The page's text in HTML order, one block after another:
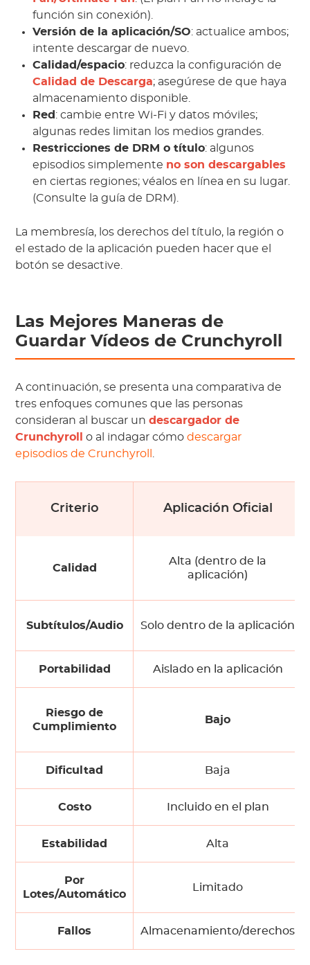
función sin conexión).
Versión de la aplicación/SO: actualice ambos;
intente descargar de nuevo.
Calidad/espacio: reduzca la configuración de
Calidad de Descarga; asegúrese de que haya
almacenamiento disponible.
Red : cambie entre Wi-Fi y datos móviles;
algunas redes limitan los medios grandes.
Restricciones de DRM o título: algunos
episodios simplemente no son descargables
en ciertas regiones; véalos en línea en su lugar.
(Consulte la guía de DRM).
La membresía, los derechos del título, la región o
el estado de la aplicación pueden hacer que el
botón se desactive.
Las Mejores Maneras de
Guardar Vídeos de Crunchyroll
A continuación, se presenta una comparativa de
tres enfoques comunes que las personas
consideran al buscar undescargador de
Crunchyroll
o al indagar cómodescargar
episodios de Crunchyroll
Criterio Aplicación Oficial
Calidad
Alta (dentro de la
aplicación)
Subtítulos/Audio Solo dentro de la aplicación
Portabilidad Aislado en la aplicación
Riesgo de
Cumplimiento
Bajo
Dificultad Baja
Costo Incluido en el plan
Estabilidad Alta
Por
Lotes/Automático
Limitado
Fallos Almacenamiento/derechos